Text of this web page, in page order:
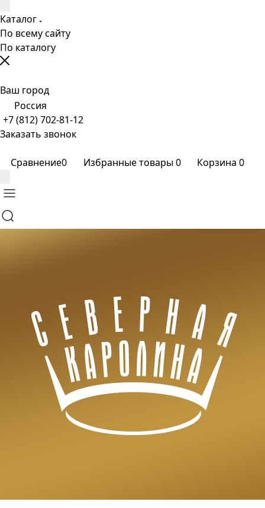
Каталог
По всему сайту
По каталогу
Ваш город
Россия
+7 (812) 702-81-12
Заказать звонок
Сравнение0 Избранные товары0 Корзина 0